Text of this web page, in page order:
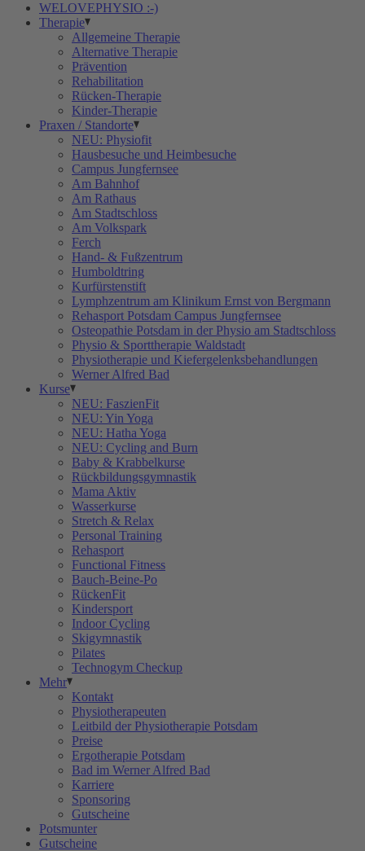
WELOVEPHYSIO :-)
Therapie
Allgemeine Therapie
Alternative Therapie
Prävention
Rehabilitation
Rücken-Therapie
Kinder-Therapie
Praxen / Standorte
NEU: Physiofit
Hausbesuche und Heimbesuche
Campus Jungfernsee
Am Bahnhof
Am Rathaus
Am Stadtschloss
Am Volkspark
Ferch
Hand- & Fußzentrum
Humboldtring
Kurfürstenstift
Lymphzentrum am Klinikum Ernst von Bergmann
Rehasport Potsdam Campus Jungfernsee
Osteopathie Potsdam in der Physio am Stadtschloss
Physio & Sporttherapie Waldstadt
Physiotherapie und Kiefergelenksbehandlungen
Werner Alfred Bad
Kurse
NEU: FaszienFit
NEU: Yin Yoga
NEU: Hatha Yoga
NEU: Cycling and Burn
Baby & Krabbelkurse
Rückbildungsgymnastik
Mama Aktiv
Wasserkurse
Stretch & Relax
Personal Training
Rehasport
Functional Fitness
Bauch-Beine-Po
RückenFit
Kindersport
Indoor Cycling
Skigymnastik
Pilates
Technogym Checkup
Mehr
Kontakt
Physiotherapeuten
Leitbild der Physiotherapie Potsdam
Preise
Ergotherapie Potsdam
Bad im Werner Alfred Bad
Karriere
Sponsoring
Gutscheine
Potsmunter
Gutscheine